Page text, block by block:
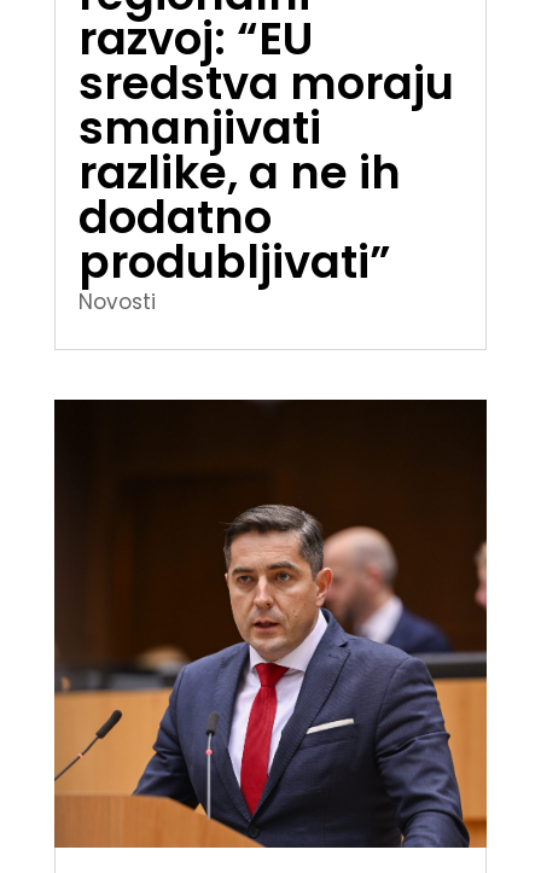
razvoj: “EU
sredstva moraju
smanjivati
razlike, a ne ih
dodatno
produbljivati”
Novosti